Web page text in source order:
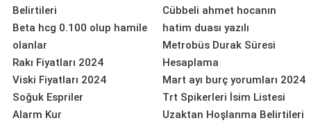
Belirtileri
Beta hcg 0.100 olup hamile
olanlar
Rakı Fiyatları 2024
Viski Fiyatları 2024
Soğuk Espriler
Alarm Kur
Cübbeli ahmet hocanın
hatim duası yazılı
Metrobüs Durak Süresi
Hesaplama
Mart ayı burç yorumları 2024
Trt Spikerleri İsim Listesi
Uzaktan Hoşlanma Belirtileri